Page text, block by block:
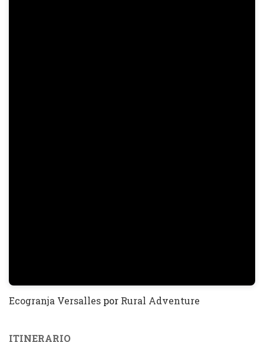
Ecogranja Versalles por Rural Adventure
ITINERARIO